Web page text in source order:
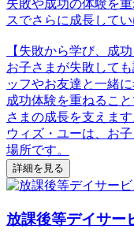
失敗や成功の体験を
スでさらに成長して
【失敗から学び、成
お子さまが失敗して
ッフやお友達と一緒に
成功体験を重ねるこ
さまの成長を支えます
ウィズ・ユーは、お
場所です。
詳細を見る
放課後等デイサー